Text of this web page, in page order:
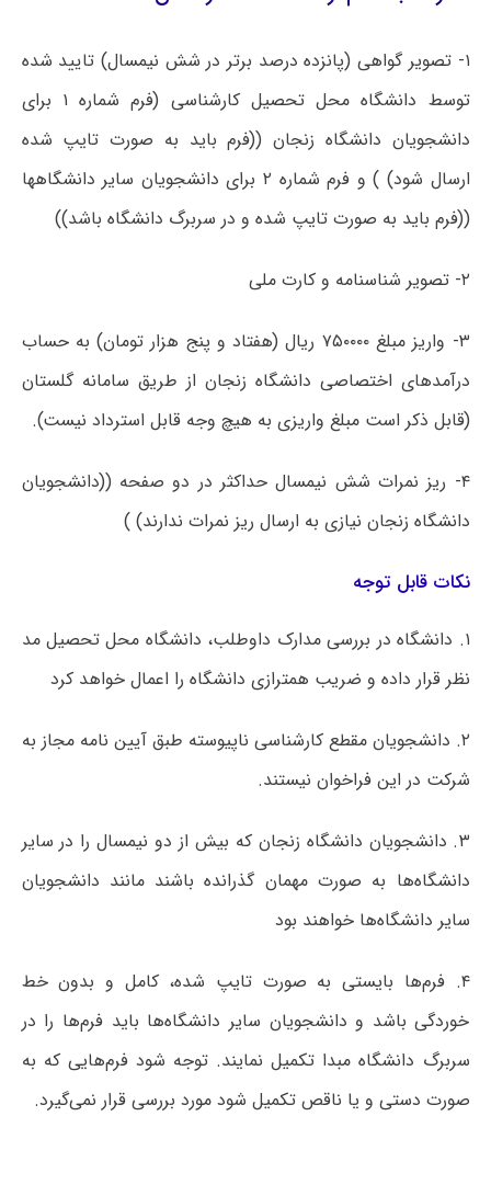
۱- تصویر گواهی (پانزده درصد برتر در شش نیمسال) تایید شده
توسط دانشگاه محل تحصیل کارشناسی (فرم شماره ۱ برای
دانشجویان دانشگاه زنجان ((فرم باید به صورت تایپ شده
ارسال شود) ) و فرم شماره ۲ برای دانشجویان سایر دانشگاهها
((فرم باید به صورت تایپ شده و در سربرگ دانشگاه باشد))
۲- تصویر شناسنامه و کارت ملی
۳- واریز مبلغ ۷۵۰۰۰۰ ریال (هفتاد و پنج هزار تومان) به حساب
درآمدهای اختصاصی دانشگاه زنجان از طریق سامانه گلستان
(قابل ذکر است مبلغ واریزی به هیچ وجه قابل استرداد نیست).
۴- ریز نمرات شش نیمسال حداکثر در دو صفحه ((دانشجویان
دانشگاه زنجان نیازی به ارسال ریز نمرات ندارند) )
نکات قابل توجه
۱. دانشگاه در بررسی مدارک داوطلب، دانشگاه محل تحصیل مد
نظر قرار داده و ضریب همترازی دانشگاه را اعمال خواهد کرد
۲. دانشجویان مقطع کارشناسی ناپیوسته طبق آیین نامه مجاز به
شرکت در این فراخوان نیستند.
۳. دانشجویان دانشگاه زنجان که بیش از دو نیمسال را در سایر
دانشگاه‌ها به صورت مهمان گذرانده باشند مانند دانشجویان
سایر دانشگاه‌ها خواهند بود
۴. فرم‌ها بایستی به صورت تایپ شده، کامل و بدون خط
خوردگی باشد و دانشجویان سایر دانشگاه‌ها باید فرم‌ها را در
سربرگ دانشگاه مبدا تکمیل نمایند. توجه شود فرم‌هایی که به
صورت دستی و یا ناقص تکمیل شود مورد بررسی قرار نمی‌گیرد.